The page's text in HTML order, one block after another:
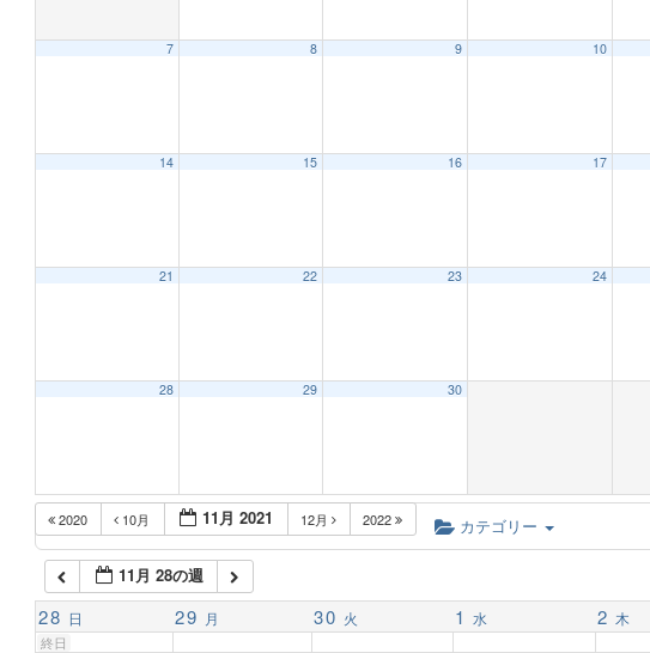
7 8 9 10
14 15 16 17
21 22 23 24
28 29 30
2020 10月 11月 2021 12月 2022 カテゴリー
11月 28の週
28 日 29 月 30 火 1 水 2 木
終日
4:00 AM
6:00 AM
7:00 AM